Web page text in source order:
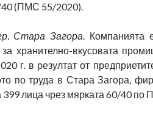
40 (ПМС 55/2020).
Стара Загора. Компанията
хранително-вкусовата
г. в резултат от
по труда в Стара Загора,
399 лица чрез мярката 60/40